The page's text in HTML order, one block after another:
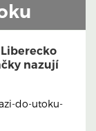
nazují
do-utoku-